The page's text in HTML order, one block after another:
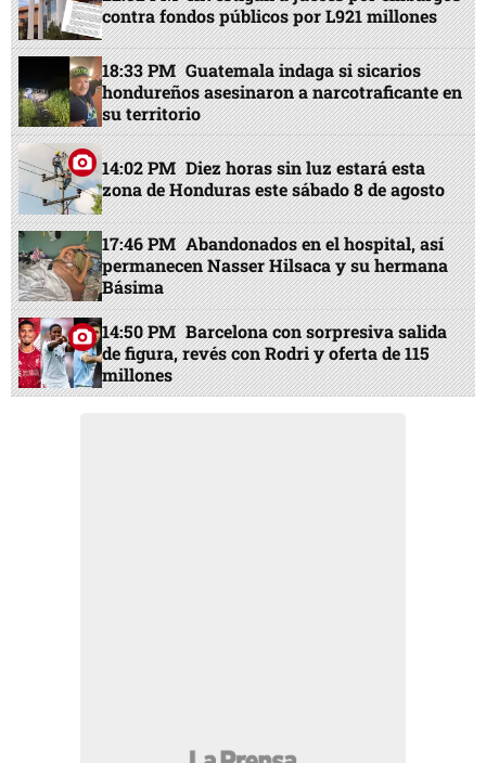
contra fondos públicos por L921 millones
18:33 PM Guatemala indaga si sicarios
hondureños asesinaron a narcotraficante en
su territorio
14:02 PM Diez horas sin luz estará esta
zona de Honduras este sábado 8 de agosto
17:46 PM Abandonados en el hospital, así
permanecen Nasser Hilsaca y su hermana
Básima
14:50 PM Barcelona con sorpresiva salida
de figura, revés con Rodri y oferta de 115
millones